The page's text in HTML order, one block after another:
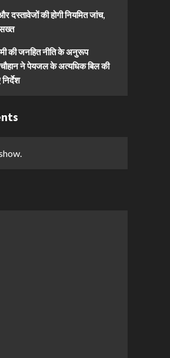
की होगी नियमित जांच,
की जनहित नीति के अनुरूप
चौहान ने पेयजल के अत्यधिक बिल की